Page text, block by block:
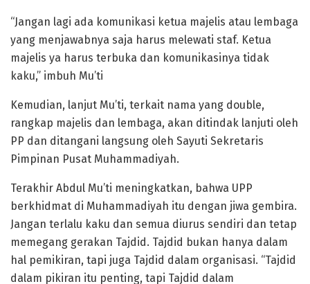
“Jangan lagi ada komunikasi ketua majelis atau lembaga
yang menjawabnya saja harus melewati staf. Ketua
majelis ya harus terbuka dan komunikasinya tidak
kaku,” imbuh Mu’ti
Kemudian, lanjut Mu’ti, terkait nama yang double,
rangkap majelis dan lembaga, akan ditindak lanjuti oleh
PP dan ditangani langsung oleh Sayuti Sekretaris
Pimpinan Pusat Muhammadiyah.
Terakhir Abdul Mu’ti meningkatkan, bahwa UPP
berkhidmat di Muhammadiyah itu dengan jiwa gembira.
Jangan terlalu kaku dan semua diurus sendiri dan tetap
memegang gerakan Tajdid. Tajdid bukan hanya dalam
hal pemikiran, tapi juga Tajdid dalam organisasi. “Tajdid
dalam pikiran itu penting, tapi Tajdid dalam